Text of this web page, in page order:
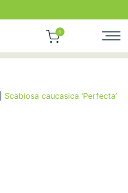
0
Scabiosa caucasica ‘Perfecta’